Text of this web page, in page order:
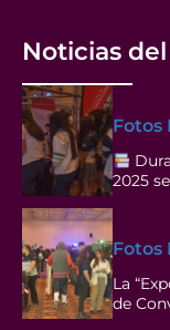
Noticias
Fotos
2025
Fotos
La
de